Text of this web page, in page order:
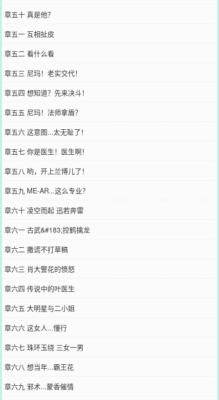
章五十 真是他？
章五一 互相扯皮
章五二 看什么看
章五三 尼玛！老实交代！
章五四 想知道？先来决斗！
章五五 尼玛！法师拿盾？
章五六 这意图...太无耻了！
章五七 你是医生！医生啊！
章五八 哟，开上兰博儿了！
章五九 ME-AR...这么专业？
章六十 凌空而起 迅若奔雷
章六一 古武&#183;控鹤擒龙
章六二 撒谎不打草稿
章六三 肖大警花的愤怒
章六四 传说中的叶医生
章六五 大明星与二小姐
章六六 这女人...懂行
章六七 珠环玉绕 三女一男
章六八 想当年...霸王花
章六九 邪术...蒙香催情